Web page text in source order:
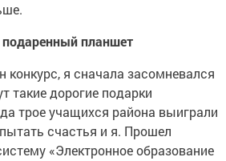
подаренный планшет
конкурс, я сначала засомневался
такие дорогие подарки
трое учащихся района выиграли
счастья и я. Прошел
«Электронное образование